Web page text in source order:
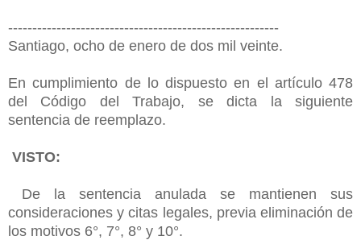
--------------------------------------------------------
Santiago, ocho de enero de dos mil veinte.
En cumplimiento de lo dispuesto en el artículo 478
del Código del Trabajo, se dicta la siguiente
sentencia de reemplazo.
VISTO:
De la sentencia anulada se mantienen sus
consideraciones y citas legales, previa eliminación de
los motivos 6°, 7°, 8° y 10°.